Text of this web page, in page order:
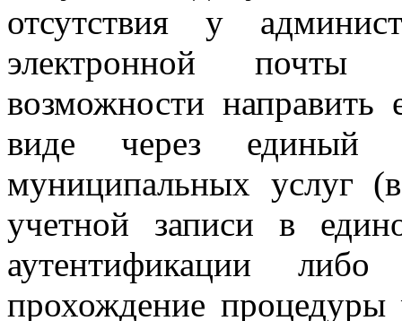
отсутствия у
электронной почты
возможности
виде через единый
муниципальных услуг
учетной записи в
аутентификации
прохождение процедуры